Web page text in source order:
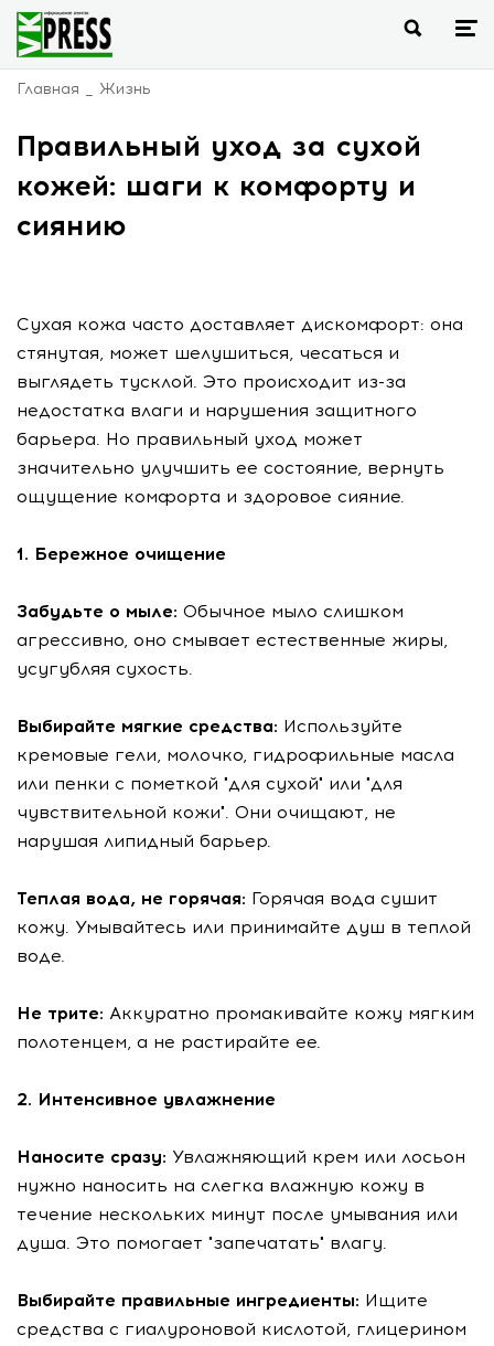
Главная Жизнь
Правильный уход за сухой
кожей: шаги к комфорту и
сиянию
Сухая кожа часто доставляет дискомфорт: она
стянутая, может шелушиться, чесаться и
выглядеть тусклой. Это происходит из-за
недостатка влаги и нарушения защитного
барьера. Но правильный уход может
значительно улучшить ее состояние, вернуть
ощущение комфорта и здоровое сияние.
1. Бережное очищение
Забудьте о мыле: Обычное мыло слишком
агрессивно, оно смывает естественные жиры,
усугубляя сухость.
Выбирайте мягкие средства: Используйте
кремовые гели, молочко, гидрофильные масла
или пенки с пометкой "для сухой" или "для
чувствительной кожи". Они очищают, не
нарушая липидный барьер.
Теплая вода, не горячая: Горячая вода сушит
кожу. Умывайтесь или принимайте душ в теплой
воде.
Не трите: Аккуратно промакивайте кожу мягким
полотенцем, а не растирайте ее.
2. Интенсивное увлажнение
Наносите сразу: Увлажняющий крем или лосьон
нужно наносить на слегка влажную кожу в
течение нескольких минут после умывания или
душа. Это помогает "запечатать" влагу.
Выбирайте правильные ингредиенты: Ищите
средства с гиалуроновой кислотой, глицерином